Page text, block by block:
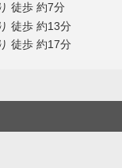
徒歩 約7分
徒歩 約13分
徒歩 約17分